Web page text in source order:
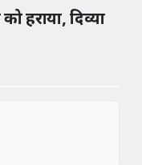
हराया, दिव्या